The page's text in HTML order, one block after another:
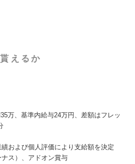
えるか
万、基準内給与24万円、差額はフレッ
および個人評価により支給額を決定
ス）、アドオン賞与